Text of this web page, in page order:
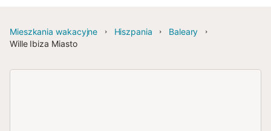
Mieszkania wakacyjne Hiszpania
Baleary
Wille Ibiza Miasto